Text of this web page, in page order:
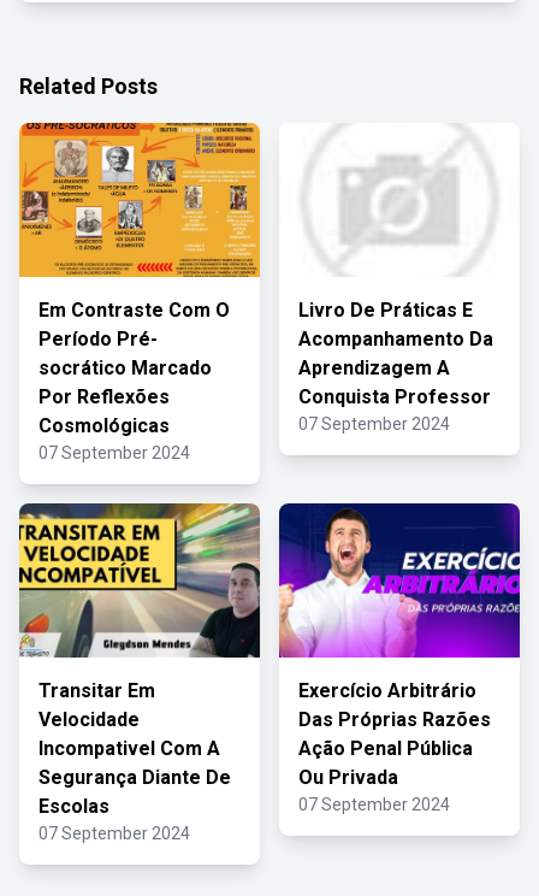
Related Posts
Em Contraste Com O
Período Pré-
socrático Marcado
Por Reflexões
Cosmológicas
07 September 2024
Livro De Práticas E
Acompanhamento Da
Aprendizagem A
Conquista Professor
07 September 2024
Transitar Em
Velocidade
Incompativel Com A
Segurança Diante De
Escolas
07 September 2024
Exercício Arbitrário
Das Próprias Razões
Ação Penal Pública
Ou Privada
07 September 2024